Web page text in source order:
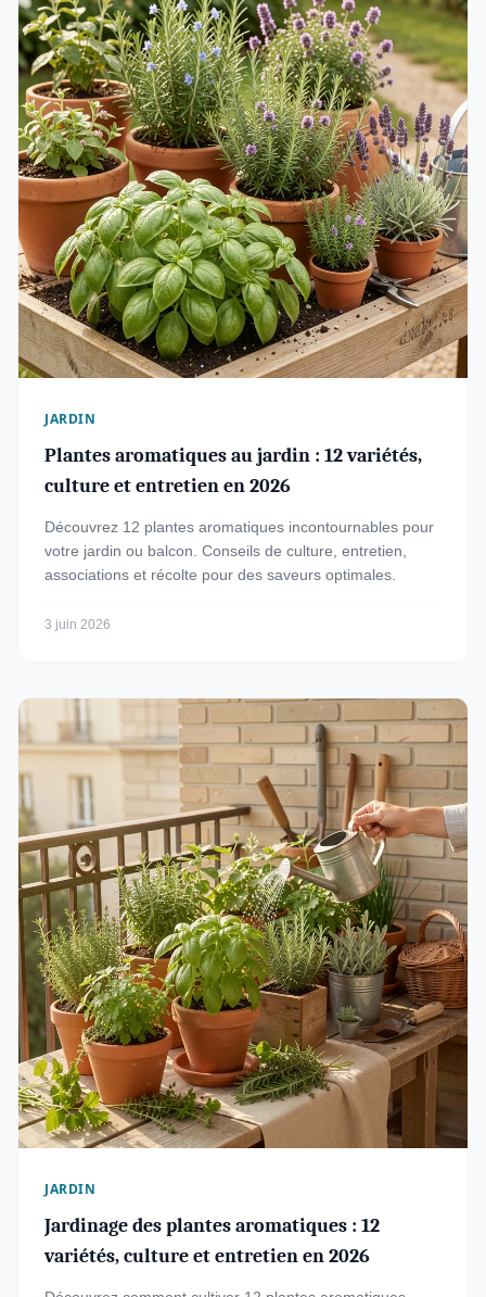
JARDIN
Plantes aromatiques au jardin : 12 variétés,
culture et entretien en 2026
Découvrez 12 plantes aromatiques incontournables pour
votre jardin ou balcon. Conseils de culture, entretien,
associations et récolte pour des saveurs optimales.
3 juin 2026
JARDIN
Jardinage des plantes aromatiques : 12
variétés, culture et entretien en 2026